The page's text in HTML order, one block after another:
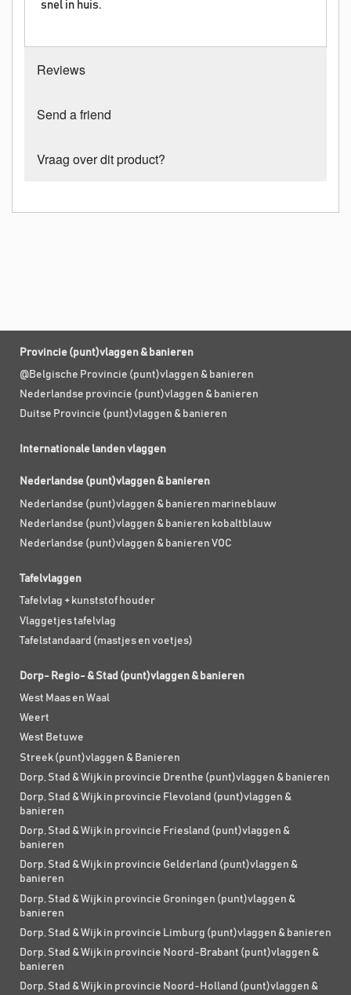
snel in huis.
Reviews
Send a friend
Vraag over dit product?
Provincie (punt)vlaggen & banieren
@Belgische Provincie (punt)vlaggen & banieren
Nederlandse provincie (punt)vlaggen & banieren
Duitse Provincie (punt)vlaggen & banieren
Internationale landen vlaggen
Nederlandse (punt)vlaggen & banieren
Nederlandse (punt)vlaggen & banieren marineblauw
Nederlandse (punt)vlaggen & banieren kobaltblauw
Nederlandse (punt)vlaggen & banieren VOC
Tafelvlaggen
Tafelvlag + kunststof houder
Vlaggetjes tafelvlag
Tafelstandaard (mastjes en voetjes)
Dorp- Regio- & Stad (punt)vlaggen & banieren
West Maas en Waal
Weert
West Betuwe
Streek (punt)vlaggen & Banieren
Dorp, Stad & Wijk in provincie Drenthe (punt)vlaggen & banieren
Dorp, Stad & Wijk in provincie Flevoland (punt)vlaggen &
banieren
Dorp, Stad & Wijk in provincie Friesland (punt)vlaggen &
banieren
Dorp, Stad & Wijk in provincie Gelderland (punt)vlaggen &
banieren
Dorp, Stad & Wijk in provincie Groningen (punt)vlaggen &
banieren
Dorp, Stad & Wijk in provincie Limburg (punt)vlaggen & banieren
Dorp, Stad & Wijk in provincie Noord-Brabant (punt)vlaggen &
banieren
Dorp, Stad & Wijk in provincie Noord-Holland (punt)vlaggen &